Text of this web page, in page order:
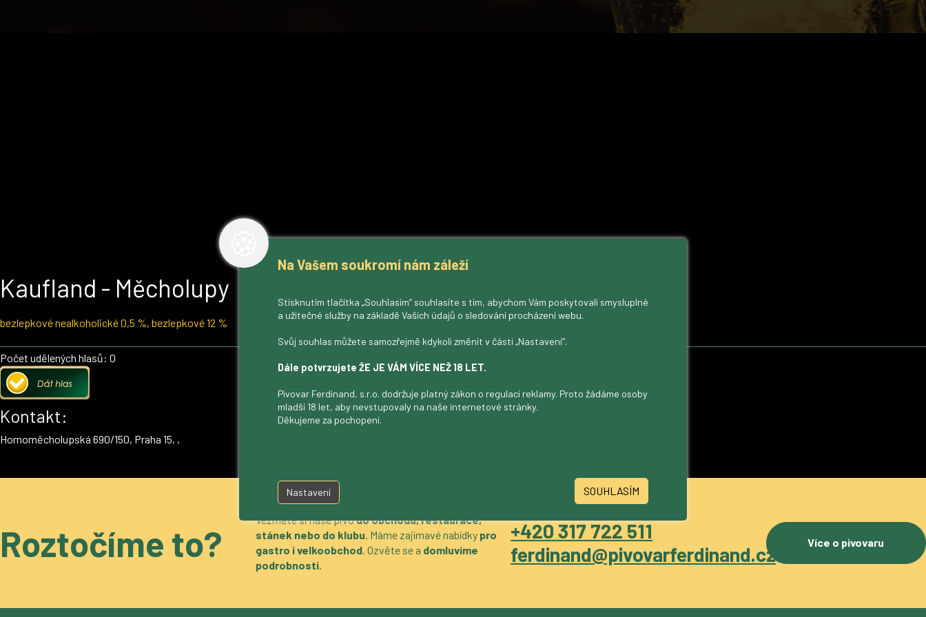
Na Vašem soukromí nám záleží
Stisknutím tlačítka „Souhlasím“ souhlasíte s tím, abychom Vám poskytovali smysluplné
a užitečné služby na základě Vašich údajů o sledování procházení webu.
Svůj souhlas můžete samozřejmě kdykoli změnit v části „Nastavení“.
Dále potvrzujete ŽE JE VÁM VÍCE NEŽ 18 LET.
Pivovar Ferdinand, s.r.o. dodržuje platný zákon o regulaci reklamy. Proto žádáme osoby
mladší 18 let, aby nevstupovaly na naše internetové stránky.
Děkujeme za pochopení.
Nastavení SOUHLASÍM
Kaufland - Měcholupy
bezlepkové nealkoholické 0,5 %, bezlepkové 12 %
Počet udělených hlasů: 0
Kontakt:
Hornoměcholupská 690/150, Praha 15, ,
Roztočíme to?
Vezměte si naše pivodo obchodu, restaurace,
stánek nebo do klubu. Máme zajímavé nabídky pro
gastro i velkoobchod. Ozvěte se a domluvíme
podrobnosti.
+420 317 722 511
ferdinand@pivovarferdinand.cz
Více o pivovaru